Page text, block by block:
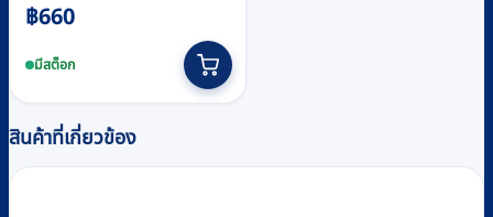
฿660
มีสต็อก
สินค้าที่เกี่ยวข้อง